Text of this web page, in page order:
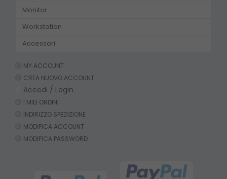
Monitor
Workstation
Accessori
MY ACCOUNT
CREA NUOVO ACCOUNT
Accedi / Login
I MIEI ORDINI
INDIRIZZO SPEDIZIONE
MODIFICA ACCOUNT
MODIFICA PASSWORD